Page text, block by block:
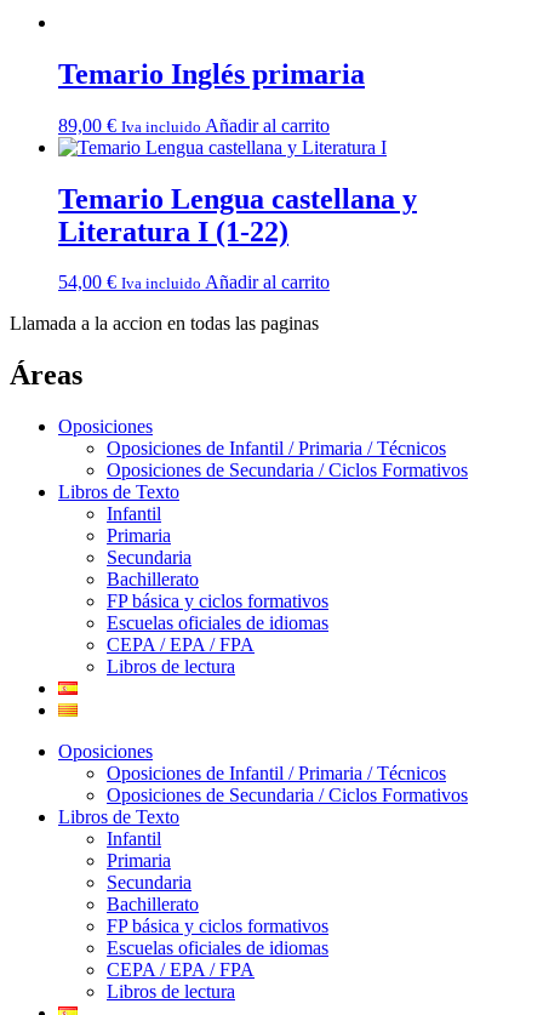
Temario Inglés primaria
89,00 € Iva incluido Añadir al carrito
Temario Lengua castellana y
Literatura I (1-22)
54,00 € Iva incluido Añadir al carrito
Llamada a la accion en todas las paginas
Áreas
Oposiciones
Oposiciones de Infantil / Primaria / Técnicos
Oposiciones de Secundaria / Ciclos Formativos
Libros de Texto
Infantil
Primaria
Secundaria
Bachillerato
FP básica y ciclos formativos
Escuelas oficiales de idiomas
CEPA / EPA / FPA
Libros de lectura
Oposiciones
Oposiciones de Infantil / Primaria / Técnicos
Oposiciones de Secundaria / Ciclos Formativos
Libros de Texto
Infantil
Primaria
Secundaria
Bachillerato
FP básica y ciclos formativos
Escuelas oficiales de idiomas
CEPA / EPA / FPA
Libros de lectura